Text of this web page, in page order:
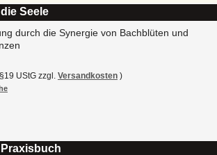
Seele
durch die Synergie von Bachblüten und
UStG zzgl. Versandkosten )